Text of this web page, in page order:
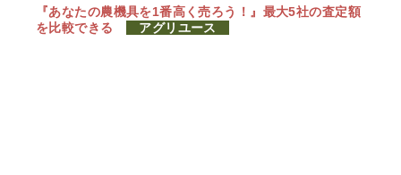
『あなたの農機具を1番高く売ろう！』 最大5社の査定額
を比較できる
アグリユース